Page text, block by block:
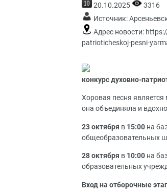
20.10.2025
3316
Источник:
Адрес новости:
patrioticheskoj-pesni-
конкурс духовно-
Хоровая песня
она объединяла и
23 октября в 15:00 на
общеобразовательных
28 октября в 10:00 на
образовательных
Вход на отборочные